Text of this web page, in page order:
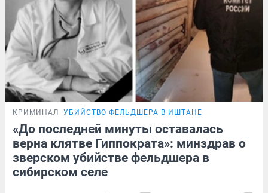
КРИМИНАЛ УБИЙСТВО ФЕЛЬДШЕРА В ИШТАНЕ
«До последней минуты оставалась
верна клятве Гиппократа»: минздрав о
зверском убийстве фельдшера в
сибирском селе